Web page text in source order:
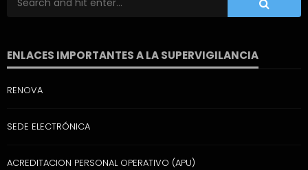
ENLACES IMPORTANTES A LA SUPERVIGILANCIA
RENOVA
SEDE ELECTRÓNICA
ACREDITACION PERSONAL OPERATIVO (APU)